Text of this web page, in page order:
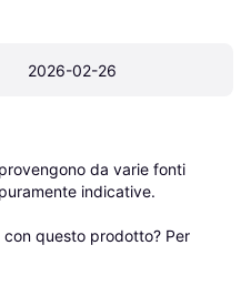
2026-02-26
da varie fonti
indicative.
questo prodotto? Per